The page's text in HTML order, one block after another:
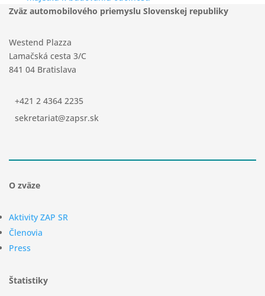
Zväz automobilového priemyslu Slovenskej republiky
Westend Plazza
Lamačská cesta 3/C
841 04 Bratislava
+421 2 4364 2235
sekretariat@zapsr.sk
O zväze
Aktivity ZAP SR
Členovia
Press
Štatistiky